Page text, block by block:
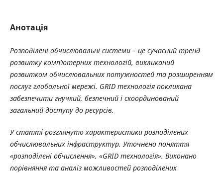
Анотація
Розподілені обчислювальні системи – це сучасний тренд
розвитку комп’ютерних технологій, викликаний
розвитком обчислювальних потужностей та розширенням
послуг глобальної мережі. GRID технологія покликана
забезпечити гнучкий, безпечний і скоординований
загальний доступу до ресурсів.
У статті розглянуто характеристики розподілених
обчислювальних інфраструктур. Уточнено поняття
«розподілені обчислення», «GRID технологія». Виконано
порівняння та аналіз можливостей розподілених